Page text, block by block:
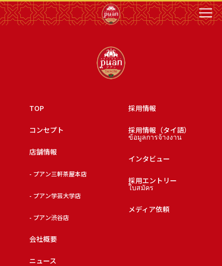
TOP
コンセプト
店舗情報
- プアン三軒茶屋本店
- プアン学芸大学店
- プアン渋谷店
会社概要
ニュース
採用情報
採用情報（タイ語）
ข้อมูลการจ้างงาน
インタビュー
採用エントリー
ใบสมัคร
メディア依頼